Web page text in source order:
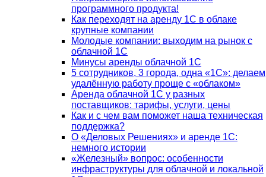
программного продукта!
Как переходят на аренду 1С в облаке
крупные компании
Молодые компании: выходим на рынок с
облачной 1С
Минусы аренды облачной 1С
5 сотрудников, 3 города, одна «1С»: делаем
удалённую работу проще с «облаком»
Аренда облачной 1С у разных
поставщиков: тарифы, услуги, цены
Как и с чем вам поможет наша техническая
поддержка?
О «Деловых Решениях» и аренде 1С:
немного истории
«Железный» вопрос: особенности
инфраструктуры для облачной и локальной